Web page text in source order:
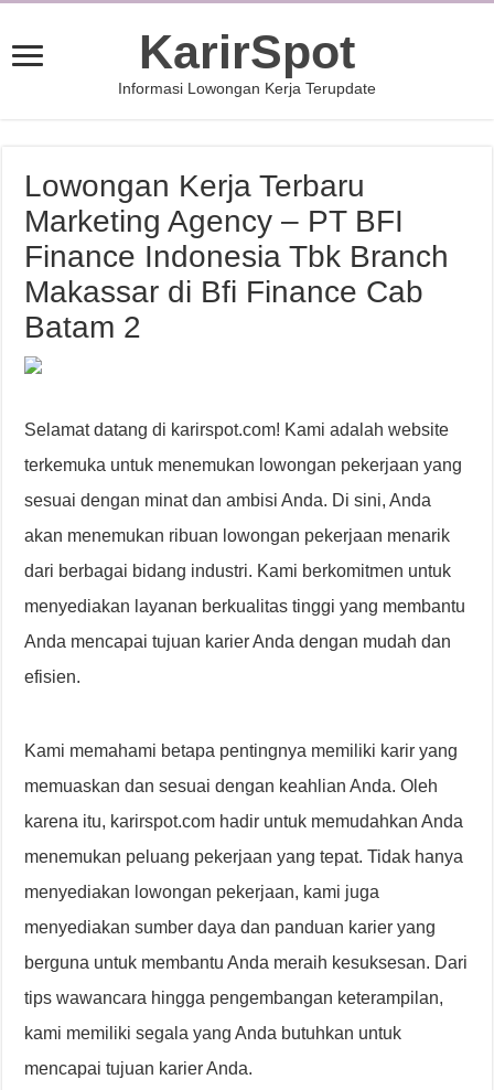
KarirSpot
Informasi Lowongan Kerja Terupdate
Lowongan Kerja Terbaru
Marketing Agency – PT BFI
Finance Indonesia Tbk Branch
Makassar di Bfi Finance Cab
Batam 2
Selamat datang di karirspot.com! Kami adalah website
terkemuka untuk menemukan lowongan pekerjaan yang
sesuai dengan minat dan ambisi Anda. Di sini, Anda
akan menemukan ribuan lowongan pekerjaan menarik
dari berbagai bidang industri. Kami berkomitmen untuk
menyediakan layanan berkualitas tinggi yang membantu
Anda mencapai tujuan karier Anda dengan mudah dan
efisien.
Kami memahami betapa pentingnya memiliki karir yang
memuaskan dan sesuai dengan keahlian Anda. Oleh
karena itu, karirspot.com hadir untuk memudahkan Anda
menemukan peluang pekerjaan yang tepat. Tidak hanya
menyediakan lowongan pekerjaan, kami juga
menyediakan sumber daya dan panduan karier yang
berguna untuk membantu Anda meraih kesuksesan. Dari
tips wawancara hingga pengembangan keterampilan,
kami memiliki segala yang Anda butuhkan untuk
mencapai tujuan karier Anda.